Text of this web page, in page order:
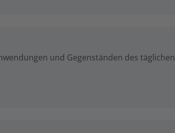
und Gegenständen des täglichen